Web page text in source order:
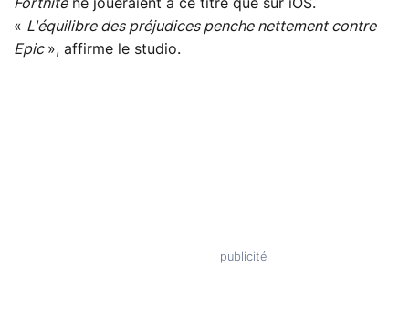
Fortnitene joueraient à ce titre que sur iOS.
« L'équilibre des préjudices penche nettement contre
Epic », affirme le studio.